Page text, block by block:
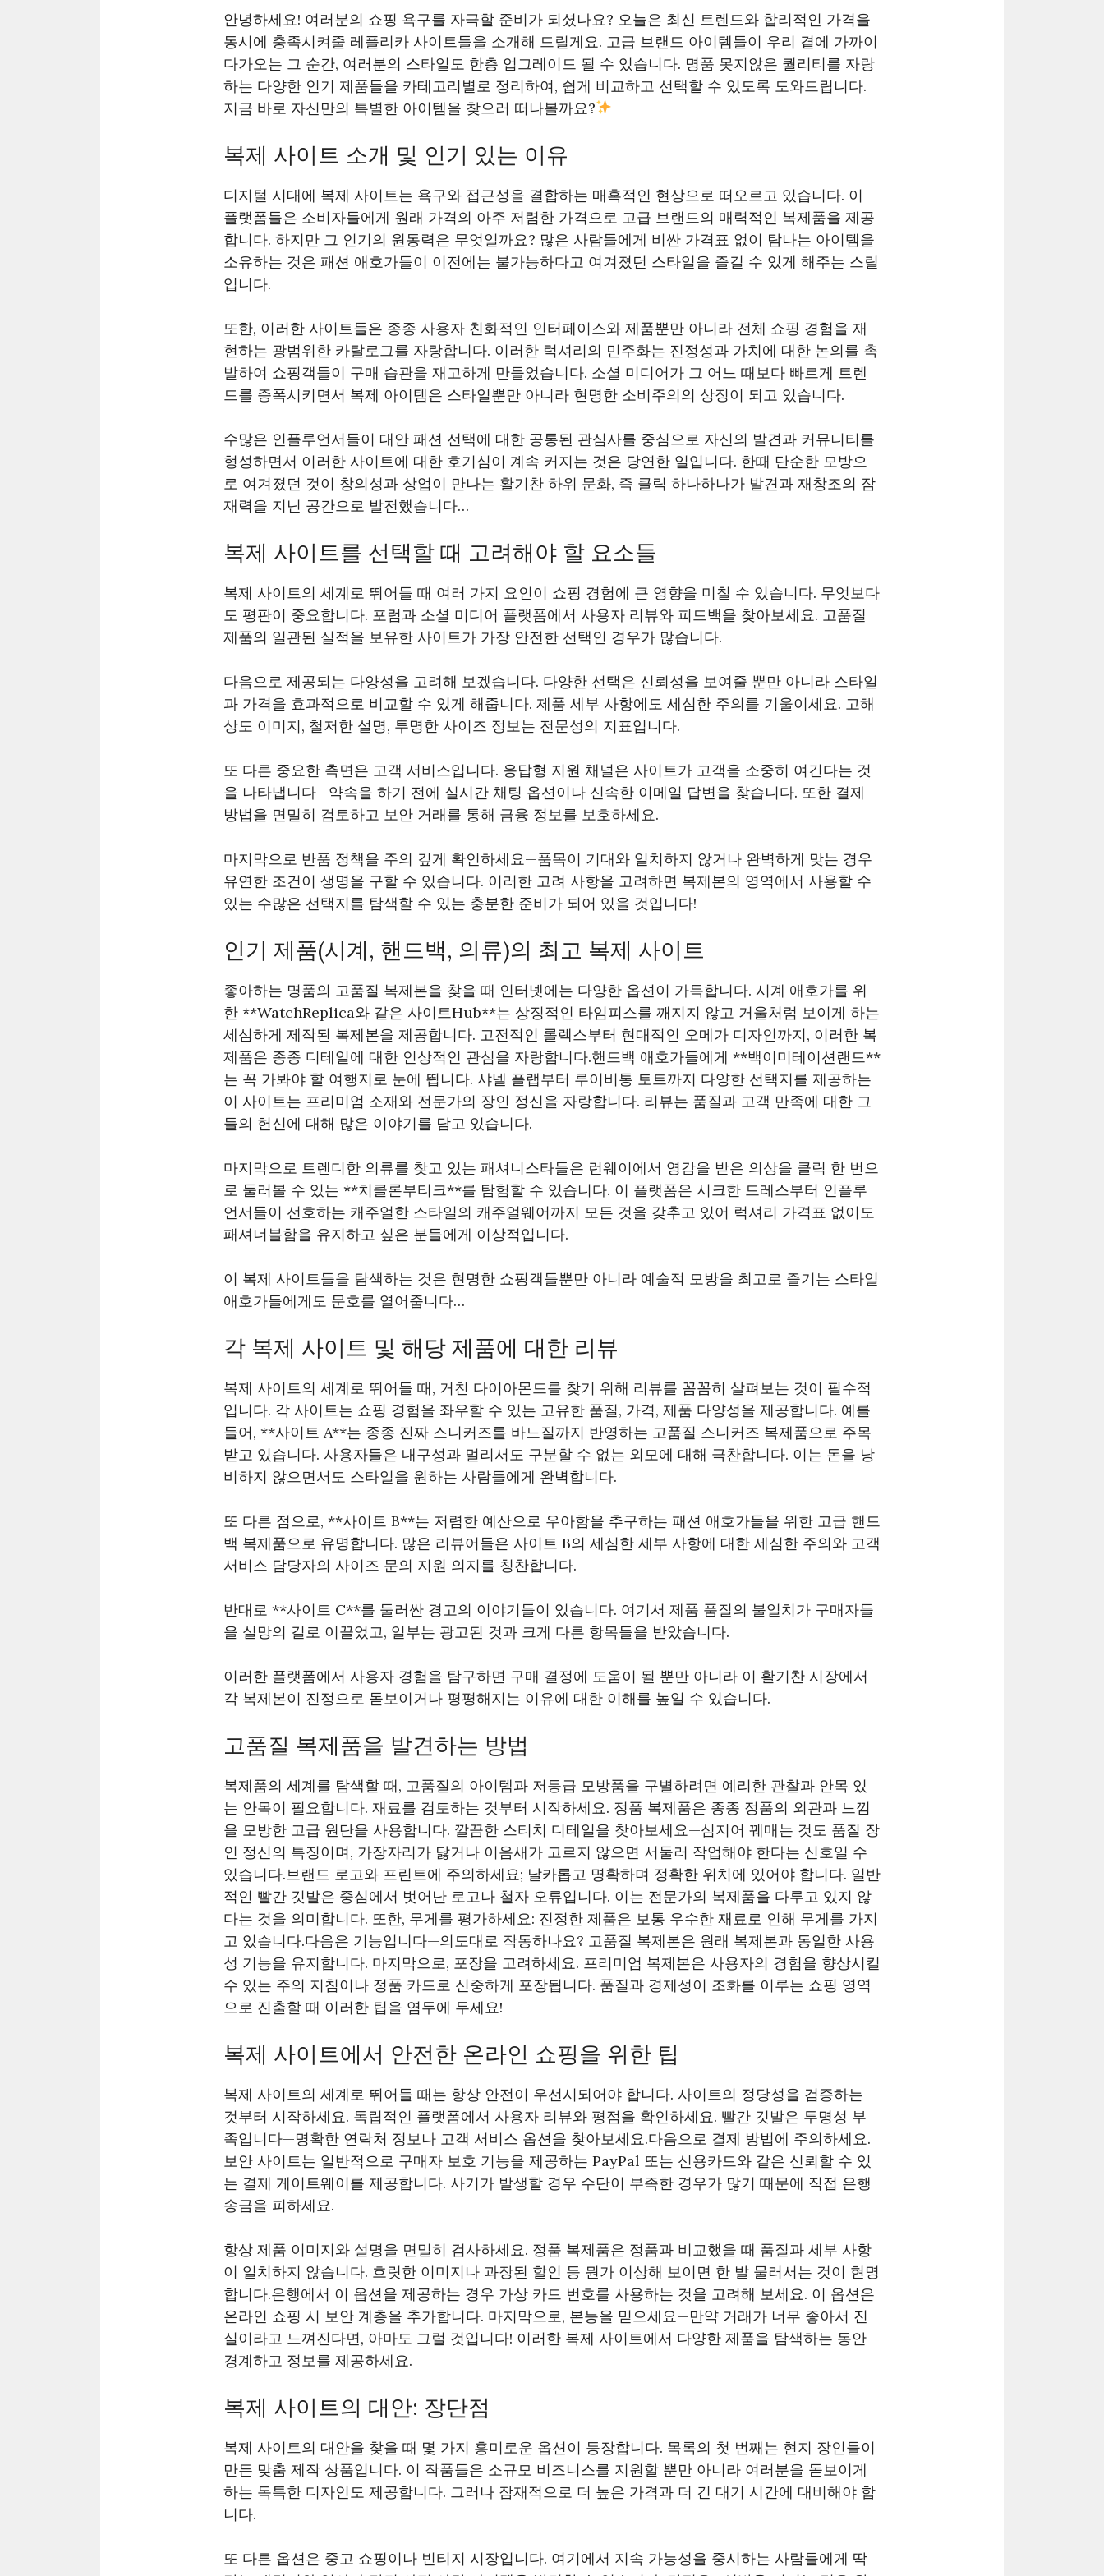
안녕하세요! 여러분의 쇼핑 욕구를 자극할 준비가 되셨나요? 오늘은 최신 트렌드와 합리적인 가격을
동시에 충족시켜줄 레플리카 사이트들을 소개해 드릴게요. 고급 브랜드 아이템들이 우리 곁에 가까이
다가오는 그 순간, 여러분의 스타일도 한층 업그레이드 될 수 있습니다. 명품 못지않은 퀄리티를 자랑
하는 다양한 인기 제품들을 카테고리별로 정리하여, 쉽게 비교하고 선택할 수 있도록 도와드립니다.
지금 바로 자신만의 특별한 아이템을 찾으러 떠나볼까요?
복제 사이트 소개 및 인기 있는 이유
디지털 시대에 복제 사이트는 욕구와 접근성을 결합하는 매혹적인 현상으로 떠오르고 있습니다. 이
플랫폼들은 소비자들에게 원래 가격의 아주 저렴한 가격으로 고급 브랜드의 매력적인 복제품을 제공
합니다. 하지만 그 인기의 원동력은 무엇일까요? 많은 사람들에게 비싼 가격표 없이 탐나는 아이템을
소유하는 것은 패션 애호가들이 이전에는 불가능하다고 여겨졌던 스타일을 즐길 수 있게 해주는 스릴
입니다.
또한, 이러한 사이트들은 종종 사용자 친화적인 인터페이스와 제품뿐만 아니라 전체 쇼핑 경험을 재
현하는 광범위한 카탈로그를 자랑합니다. 이러한 럭셔리의 민주화는 진정성과 가치에 대한 논의를 촉
발하여 쇼핑객들이 구매 습관을 재고하게 만들었습니다. 소셜 미디어가 그 어느 때보다 빠르게 트렌
드를 증폭시키면서 복제 아이템은 스타일뿐만 아니라 현명한 소비주의의 상징이 되고 있습니다.
수많은 인플루언서들이 대안 패션 선택에 대한 공통된 관심사를 중심으로 자신의 발견과 커뮤니티를
형성하면서 이러한 사이트에 대한 호기심이 계속 커지는 것은 당연한 일입니다. 한때 단순한 모방으
로 여겨졌던 것이 창의성과 상업이 만나는 활기찬 하위 문화, 즉 클릭 하나하나가 발견과 재창조의 잠
재력을 지닌 공간으로 발전했습니다…
복제 사이트를 선택할 때 고려해야 할 요소들
복제 사이트의 세계로 뛰어들 때 여러 가지 요인이 쇼핑 경험에 큰 영향을 미칠 수 있습니다. 무엇보다
도 평판이 중요합니다. 포럼과 소셜 미디어 플랫폼에서 사용자 리뷰와 피드백을 찾아보세요. 고품질
제품의 일관된 실적을 보유한 사이트가 가장 안전한 선택인 경우가 많습니다.
다음으로 제공되는 다양성을 고려해 보겠습니다. 다양한 선택은 신뢰성을 보여줄 뿐만 아니라 스타일
과 가격을 효과적으로 비교할 수 있게 해줍니다. 제품 세부 사항에도 세심한 주의를 기울이세요. 고해
상도 이미지, 철저한 설명, 투명한 사이즈 정보는 전문성의 지표입니다.
또 다른 중요한 측면은 고객 서비스입니다. 응답형 지원 채널은 사이트가 고객을 소중히 여긴다는 것
을 나타냅니다—약속을 하기 전에 실시간 채팅 옵션이나 신속한 이메일 답변을 찾습니다. 또한 결제
방법을 면밀히 검토하고 보안 거래를 통해 금융 정보를 보호하세요.
마지막으로 반품 정책을 주의 깊게 확인하세요—품목이 기대와 일치하지 않거나 완벽하게 맞는 경우
유연한 조건이 생명을 구할 수 있습니다. 이러한 고려 사항을 고려하면 복제본의 영역에서 사용할 수
있는 수많은 선택지를 탐색할 수 있는 충분한 준비가 되어 있을 것입니다!
인기 제품(시계, 핸드백, 의류)의 최고 복제 사이트
좋아하는 명품의 고품질 복제본을 찾을 때 인터넷에는 다양한 옵션이 가득합니다. 시계 애호가를 위
한 **WatchReplica와 같은 사이트Hub**는 상징적인 타임피스를 깨지지 않고 거울처럼 보이게 하는
세심하게 제작된 복제본을 제공합니다. 고전적인 롤렉스부터 현대적인 오메가 디자인까지, 이러한 복
제품은 종종 디테일에 대한 인상적인 관심을 자랑합니다.핸드백 애호가들에게 **백이미테이션랜드**
는 꼭 가봐야 할 여행지로 눈에 띕니다. 샤넬 플랩부터 루이비통 토트까지 다양한 선택지를 제공하는
이 사이트는 프리미엄 소재와 전문가의 장인 정신을 자랑합니다. 리뷰는 품질과 고객 만족에 대한 그
들의 헌신에 대해 많은 이야기를 담고 있습니다.
마지막으로 트렌디한 의류를 찾고 있는 패셔니스타들은 런웨이에서 영감을 받은 의상을 클릭 한 번으
로 둘러볼 수 있는 **치클론부티크**를 탐험할 수 있습니다. 이 플랫폼은 시크한 드레스부터 인플루
언서들이 선호하는 캐주얼한 스타일의 캐주얼웨어까지 모든 것을 갖추고 있어 럭셔리 가격표 없이도
패셔너블함을 유지하고 싶은 분들에게 이상적입니다.
이 복제 사이트들을 탐색하는 것은 현명한 쇼핑객들뿐만 아니라 예술적 모방을 최고로 즐기는 스타일
애호가들에게도 문호를 열어줍니다…
각 복제 사이트 및 해당 제품에 대한 리뷰
복제 사이트의 세계로 뛰어들 때, 거친 다이아몬드를 찾기 위해 리뷰를 꼼꼼히 살펴보는 것이 필수적
입니다. 각 사이트는 쇼핑 경험을 좌우할 수 있는 고유한 품질, 가격, 제품 다양성을 제공합니다. 예를
들어, **사이트 A**는 종종 진짜 스니커즈를 바느질까지 반영하는 고품질 스니커즈 복제품으로 주목
받고 있습니다. 사용자들은 내구성과 멀리서도 구분할 수 없는 외모에 대해 극찬합니다. 이는 돈을 낭
비하지 않으면서도 스타일을 원하는 사람들에게 완벽합니다.
또 다른 점으로, **사이트 B**는 저렴한 예산으로 우아함을 추구하는 패션 애호가들을 위한 고급 핸드
백 복제품으로 유명합니다. 많은 리뷰어들은 사이트 B의 세심한 세부 사항에 대한 세심한 주의와 고객
서비스 담당자의 사이즈 문의 지원 의지를 칭찬합니다.
반대로 **사이트 C**를 둘러싼 경고의 이야기들이 있습니다. 여기서 제품 품질의 불일치가 구매자들
을 실망의 길로 이끌었고, 일부는 광고된 것과 크게 다른 항목들을 받았습니다.
이러한 플랫폼에서 사용자 경험을 탐구하면 구매 결정에 도움이 될 뿐만 아니라 이 활기찬 시장에서
각 복제본이 진정으로 돋보이거나 평평해지는 이유에 대한 이해를 높일 수 있습니다.
고품질 복제품을 발견하는 방법
복제품의 세계를 탐색할 때, 고품질의 아이템과 저등급 모방품을 구별하려면 예리한 관찰과 안목 있
는 안목이 필요합니다. 재료를 검토하는 것부터 시작하세요. 정품 복제품은 종종 정품의 외관과 느낌
을 모방한 고급 원단을 사용합니다. 깔끔한 스티치 디테일을 찾아보세요—심지어 꿰매는 것도 품질 장
인 정신의 특징이며, 가장자리가 닳거나 이음새가 고르지 않으면 서둘러 작업해야 한다는 신호일 수
있습니다.브랜드 로고와 프린트에 주의하세요; 날카롭고 명확하며 정확한 위치에 있어야 합니다. 일반
적인 빨간 깃발은 중심에서 벗어난 로고나 철자 오류입니다. 이는 전문가의 복제품을 다루고 있지 않
다는 것을 의미합니다. 또한, 무게를 평가하세요: 진정한 제품은 보통 우수한 재료로 인해 무게를 가지
고 있습니다.다음은 기능입니다—의도대로 작동하나요? 고품질 복제본은 원래 복제본과 동일한 사용
성 기능을 유지합니다. 마지막으로, 포장을 고려하세요. 프리미엄 복제본은 사용자의 경험을 향상시킬
수 있는 주의 지침이나 정품 카드로 신중하게 포장됩니다. 품질과 경제성이 조화를 이루는 쇼핑 영역
으로 진출할 때 이러한 팁을 염두에 두세요!
복제 사이트에서 안전한 온라인 쇼핑을 위한 팁
복제 사이트의 세계로 뛰어들 때는 항상 안전이 우선시되어야 합니다. 사이트의 정당성을 검증하는
것부터 시작하세요. 독립적인 플랫폼에서 사용자 리뷰와 평점을 확인하세요. 빨간 깃발은 투명성 부
족입니다—명확한 연락처 정보나 고객 서비스 옵션을 찾아보세요.다음으로 결제 방법에 주의하세요.
보안 사이트는 일반적으로 구매자 보호 기능을 제공하는 PayPal 또는 신용카드와 같은 신뢰할 수 있
는 결제 게이트웨이를 제공합니다. 사기가 발생할 경우 수단이 부족한 경우가 많기 때문에 직접 은행
송금을 피하세요.
항상 제품 이미지와 설명을 면밀히 검사하세요. 정품 복제품은 정품과 비교했을 때 품질과 세부 사항
이 일치하지 않습니다. 흐릿한 이미지나 과장된 할인 등 뭔가 이상해 보이면 한 발 물러서는 것이 현명
합니다.은행에서 이 옵션을 제공하는 경우 가상 카드 번호를 사용하는 것을 고려해 보세요. 이 옵션은
온라인 쇼핑 시 보안 계층을 추가합니다. 마지막으로, 본능을 믿으세요—만약 거래가 너무 좋아서 진
실이라고 느껴진다면, 아마도 그럴 것입니다! 이러한 복제 사이트에서 다양한 제품을 탐색하는 동안
경계하고 정보를 제공하세요.
복제 사이트의 대안: 장단점
복제 사이트의 대안을 찾을 때 몇 가지 흥미로운 옵션이 등장합니다. 목록의 첫 번째는 현지 장인들이
만든 맞춤 제작 상품입니다. 이 작품들은 소규모 비즈니스를 지원할 뿐만 아니라 여러분을 돋보이게
하는 독특한 디자인도 제공합니다. 그러나 잠재적으로 더 높은 가격과 더 긴 대기 시간에 대비해야 합
니다.
또 다른 옵션은 중고 쇼핑이나 빈티지 시장입니다. 여기에서 지속 가능성을 중시하는 사람들에게 딱